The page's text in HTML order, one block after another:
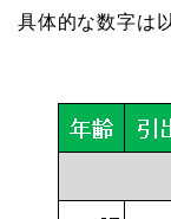
具体的な数字は